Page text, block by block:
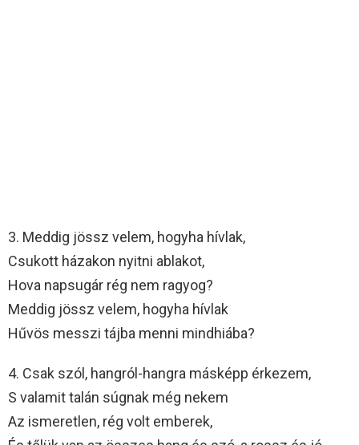
3. Meddig jössz velem, hogyha hívlak,
Csukott házakon nyitni ablakot,
Hova napsugár rég nem ragyog?
Meddig jössz velem, hogyha hívlak
Hűvös messzi tájba menni mindhiába?
4. Csak szól, hangról-hangra másképp érkezem,
S valamit talán súgnak még nekem
Az ismeretlen, rég volt emberek,